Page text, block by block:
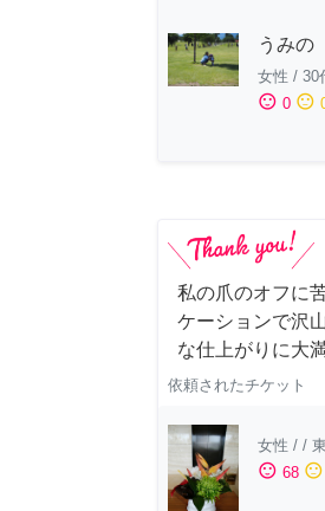
うみの
女性 / 30
sentiment_satisfied 0 sentiment_neutral
私の爪のオフに
ケーションで沢
な仕上がりに大
依頼されたチケット
女性 / /
sentiment_satisfied 68 sentiment_neutral